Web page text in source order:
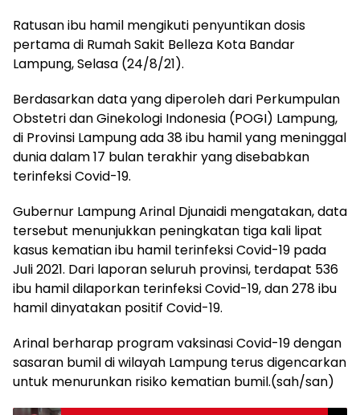
Ratusan ibu hamil mengikuti penyuntikan dosis
pertama di Rumah Sakit Belleza Kota Bandar
Lampung, Selasa (24/8/21).
Berdasarkan data yang diperoleh dari Perkumpulan
Obstetri dan Ginekologi Indonesia (POGI) Lampung,
di Provinsi Lampung ada 38 ibu hamil yang meninggal
dunia dalam 17 bulan terakhir yang disebabkan
terinfeksi Covid-19.
Gubernur Lampung Arinal Djunaidi mengatakan, data
tersebut menunjukkan peningkatan tiga kali lipat
kasus kematian ibu hamil terinfeksi Covid-19 pada
Juli 2021. Dari laporan seluruh provinsi, terdapat 536
ibu hamil dilaporkan terinfeksi Covid-19, dan 278 ibu
hamil dinyatakan positif Covid-19.
Arinal berharap program vaksinasi Covid-19 dengan
sasaran bumil di wilayah Lampung terus digencarkan
untuk menurunkan risiko kematian bumil.(sah/san)